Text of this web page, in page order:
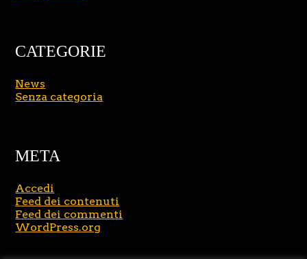
CATEGORIE
News
Senza categoria
META
Accedi
Feed dei contenuti
Feed dei commenti
WordPress.org